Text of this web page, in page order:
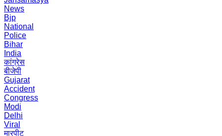
News
Bjp
National
Police
Bihar
India
कांग्रेस
बीजेपी
Gujarat
Accident
Congress
Modi
Delhi
Viral
मारपीट